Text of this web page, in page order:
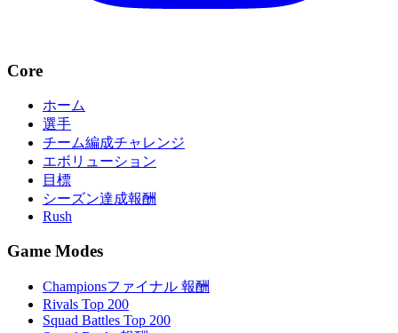
Core
ホーム
選手
チーム編成チャレンジ
エボリューション
目標
シーズン達成報酬
Rush
Game Modes
Championsファイナル 報酬
Rivals Top 200
Squad Battles Top 200